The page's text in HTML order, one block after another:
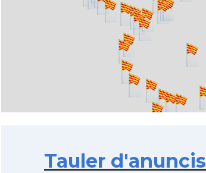
Tauler d'anuncis